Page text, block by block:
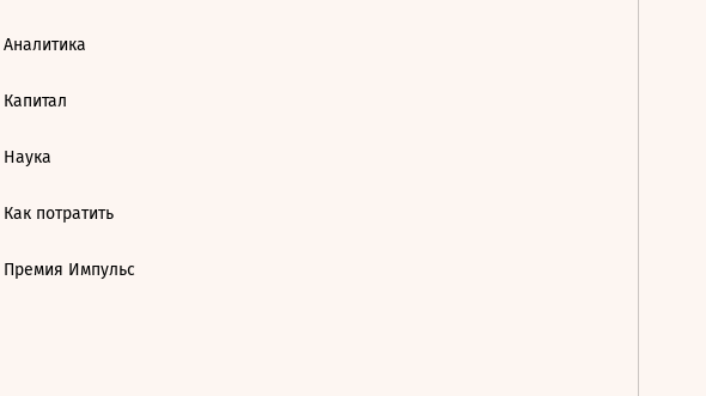
Аналитика
Капитал
Наука
Как потратить
Премия Импульс